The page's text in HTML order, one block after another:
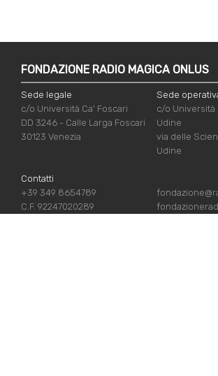
FONDAZIONE RADIO MAGICA ONLUS
Sede legale
c/o Università Ca' Foscari
DD 3246 - Calle Larga Foscari
30123 Venezia
Sede
c/o Università
Udine
via delle
Udine
Contatti
+39 349 8654789
C.F. 92247020289